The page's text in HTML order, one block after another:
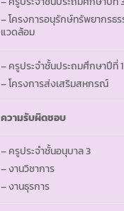
– โครงการอนุรักษ์ทรัพยากรธ
แวดล้อม
– ครูประจำชั้นประถมศึกษาปีที่ 1
– โครงการส่งเสริมสหกรณ์
ความรับผิดชอบ
– ครูประจำชั้นอนุบาล 3
– งานวิชาการ
– งานธุรการ